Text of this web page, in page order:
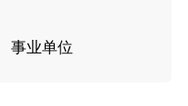
事业单位